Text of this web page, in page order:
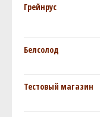
Грейнрус
Белсолод
Тестовый магазин